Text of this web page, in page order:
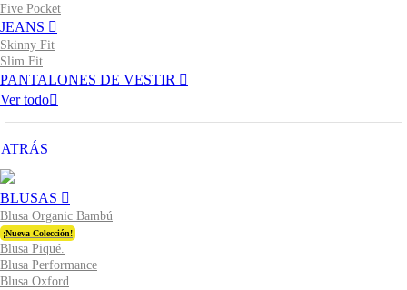
Five Pocket
JEANS
Skinny Fit
Slim Fit
PANTALONES DE VESTIR
Ver todo
ATRÁS
BLUSAS
Blusa Organic Bambú
¡Nueva Colección!
Blusa Piqué.
Blusa Performance
Blusa Oxford